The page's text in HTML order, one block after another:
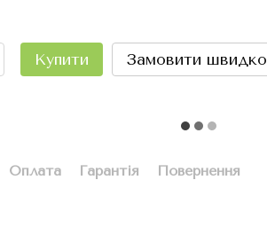
Купити Замовити швидко
Оплата Гарантія Повернення